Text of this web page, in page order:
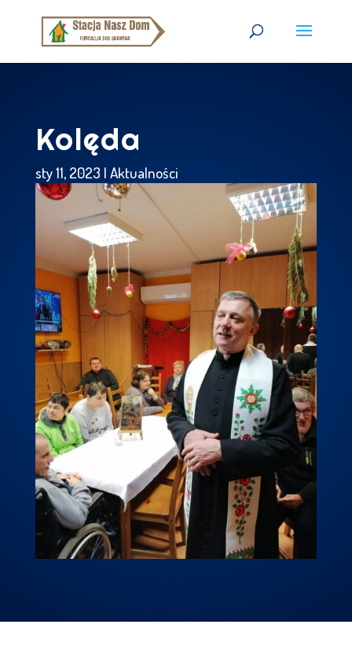
Kolęda
sty 11, 2023 | Aktualności